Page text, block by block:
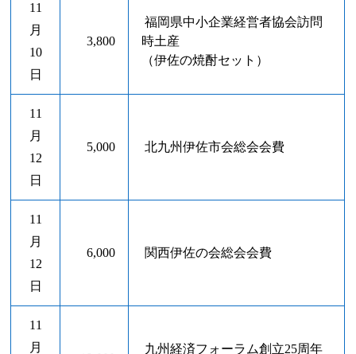
11
月
10
日
3,800
福岡県中小企業経営者協会訪問
時土産
（伊佐の焼酎セット）
11
月
12
日
5,000 北九州伊佐市会総会会費
11
月
12
日
6,000 関西伊佐の会総会会費
11
月
九州経済フォーラム創立25周年